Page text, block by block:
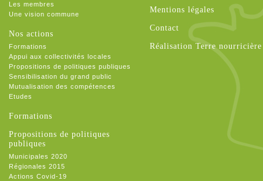
Les membres
Une vision commune
Nos actions
Formations
Appui aux collectivités locales
Propositions de politiques publiques
Sensibilisation du grand public
Mutualisation des compétences
Etudes
Formations
Propositions de politiques
publiques
Municipales 2020
Régionales 2015
Actions Covid-19
Mentions légales
Contact
Réalisation Terre nourricière